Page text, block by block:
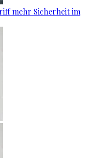
mehr Sicherheit im